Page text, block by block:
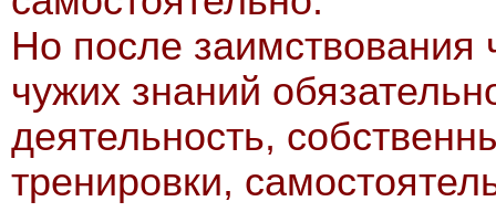
Но после заимствования
чужих знаний
деятельность,
тренировки,